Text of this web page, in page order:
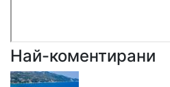
Най-коментирани